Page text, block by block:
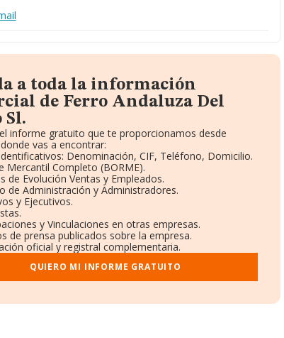
a toda la información
de Ferro Andaluza Del
Sl.
informe gratuito que te proporcionamos desde
vas a encontrar:
Denominación, CIF, Teléfono, Domicilio.
Mercantil Completo (BORME).
de Evolución Ventas y Empleados.
de Administración y Administradores.
y Ejecutivos.
y Vinculaciones en otras empresas.
de prensa publicados sobre la empresa.
oficial y registral complementaria.
QUIERO MI INFORME GRATUITO